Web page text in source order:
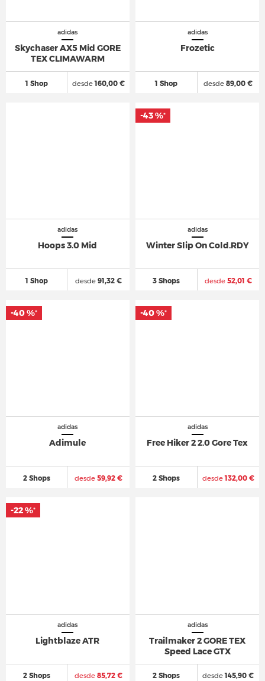
adidas
Skychaser AX5 Mid GORE
TEX CLIMAWARM
1 Shop desde160,00 €
adidas
Frozetic
1 Shop desde 89,00 €
adidas
Hoops 3.0 Mid
1 Shop desde91,32 €
adidas
Winter Slip On Cold.RDY
3 Shops desde52,01 €
-43 %*
adidas
Adimule
2 Shops desde59,92 €
-40 %*
adidas
Free Hiker 2 2.0 Gore Tex
2 Shops desde132,00 €
-40 %*
adidas
Lightblaze ATR
2 Shops desde85,72 €
-22 %*
adidas
Trailmaker 2 GORE TEX
Speed Lace GTX
2 Shops desde145,90 €